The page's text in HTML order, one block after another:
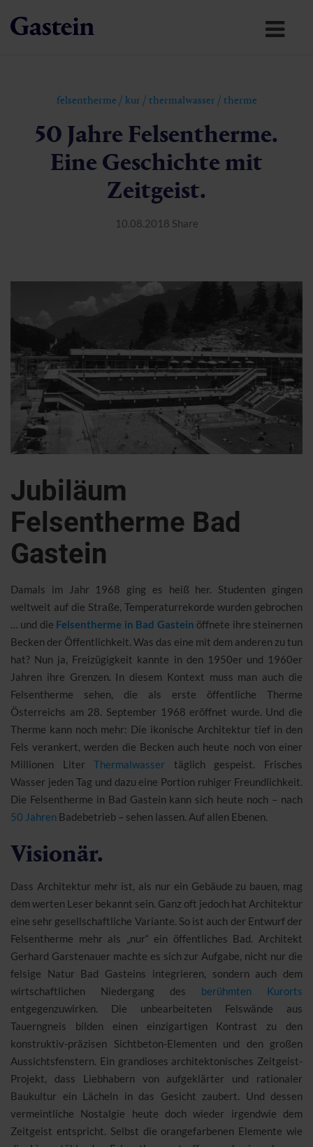
felsentherme / kur / thermalwasser / therme
50 Jahre Felsentherme.
Eine Geschichte mit
Zeitgeist.
10.08.2018 Share
Jubiläum
Felsentherme Bad
Gastein
Damals im Jahr 1968 ging es heiß her. Studenten gingen
weltweit auf die Straße, Temperaturrekorde wurden gebrochen
… und die Felsentherme in Bad Gastein öffnete ihre steinernen
Becken der Öffentlichkeit. Was das eine mit dem anderen zu tun
hat? Nun ja, Freizügigkeit kannte in den 1950er und 1960er
Jahren ihre Grenzen. In diesem Kontext muss man auch die
Felsentherme sehen, die als erste öffentliche Therme
Österreichs am 28. September 1968 eröffnet wurde. Und die
Therme kann noch mehr: Die ikonische Architektur tief in den
Fels verankert, werden die Becken auch heute noch von einer
Millionen LiterThermalwasser täglich gespeist. Frisches
Wasser jeden Tag und dazu eine Portion ruhiger Freundlichkeit.
Die Felsentherme in Bad Gastein kann sich heute noch – nach
50 Jahren Badebetrieb – sehen lassen. Auf allen Ebenen.
Visionär.
Dass Architektur mehr ist, als nur ein Gebäude zu bauen, mag
dem werten Leser bekannt sein. Ganz oft jedoch hat Architektur
eine sehr gesellschaftliche Variante. So ist auch der Entwurf der
Felsentherme mehr als „nur“ ein öffentliches Bad. Architekt
Gerhard Garstenauer machte es sich zur Aufgabe, nicht nur die
felsige Natur Bad Gasteins integrieren, sondern auch dem
wirtschaftlichen Niedergang des berühmten Kurorts
entgegenzuwirken. Die unbearbeiteten Felswände aus
Tauerngneis bilden einen einzigartigen Kontrast zu den
konstruktiv-präzisen Sichtbeton-Elementen und den großen
Aussichtsfenstern. Ein grandioses architektonisches Zeitgeist-
Projekt, dass Liebhabern von aufgeklärter und rationaler
Baukultur ein Lächeln in das Gesicht zaubert. Und dessen
vermeintliche Nostalgie heute doch wieder irgendwie dem
Zeitgeist entspricht. Selbst die orangefarbenen Elemente wie